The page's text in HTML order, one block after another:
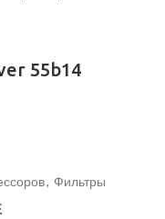
55b14
, Фильтры